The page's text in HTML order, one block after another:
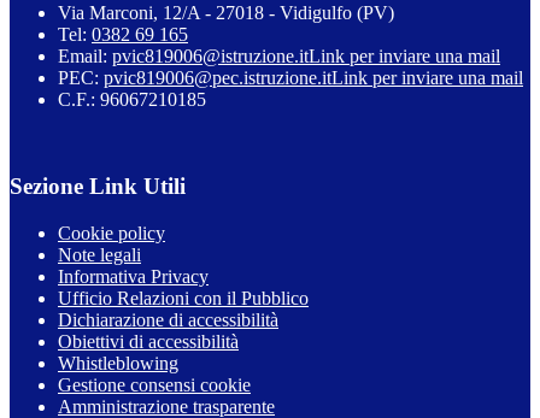
Via Marconi, 12/A - 27018 - Vidigulfo (PV)
Tel: 0382 69 165
Email: pvic819006@istruzione.itLink per inviare una mail
PEC: pvic819006@pec.istruzione.itLink per inviare una mail
C.F.: 96067210185
Sezione Link Utili
Cookie policy
Note legali
Informativa Privacy
Ufficio Relazioni con il Pubblico
Dichiarazione di accessibilità
Obiettivi di accessibilità
Whistleblowing
Gestione consensi cookie
Amministrazione trasparente